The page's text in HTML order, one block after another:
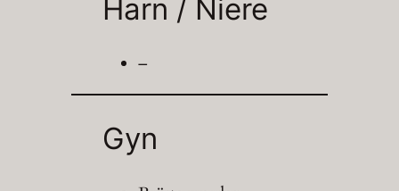
Harn / Niere
–
Gyn